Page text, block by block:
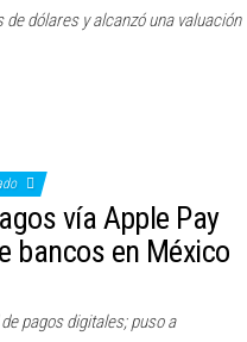
dólares y alcanzó una valuación
vía Apple Pay
bancos en México
pagos digitales; puso a